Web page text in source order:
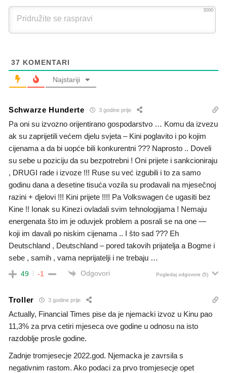
3000
37 KOMENTARI
Najstariji
Schwarze Hunderte 3 godine prije
Pa oni su izvozno orijentirano gospodarstvo … Komu da izvezu
ak su zaprijetili većem djelu svjeta – Kini poglavito i po kojim
cijenama a da bi uopće bili konkurentni ??? Naprosto .. Doveli
su sebe u poziciju da su bezpotrebni ! Oni prijete i sankcioniraju
, DRUGI rade i izvoze !!! Ruse su već izgubili i to za samo
godinu dana a desetine tisuća vozila su prodavali na mjesečnoj
razini + djelovi !!! Kini prijete !!!! Pa Volkswagen će ugasiti bez
Kine !! Ionak su Kinezi ovladali svim tehnologijama ! Nemaju
energenata što im je oduvjek problem a posrali se na one —
koji im davali po niskim cijenama .. I što sad ??? Eh
Deutschland , Deutschland – pored takovih prijatelja a Bogme i
sebe , samih , vama neprijatelji i ne trebaju …
49 -1 Odgovori Pogledaj odgovore (5)
Troller 3 godine prije
Actually, Financial Times pise da je njemacki izvoz u Kinu pao
11,3% za prva cetiri mjeseca ove godine u odnosu na isto
razdoblje prosle godine.
Zadnje tromjesecje 2022.god. Njemacka je zavrsila s
negativnim rastom. Ako podaci za prvo tromjesecje opet